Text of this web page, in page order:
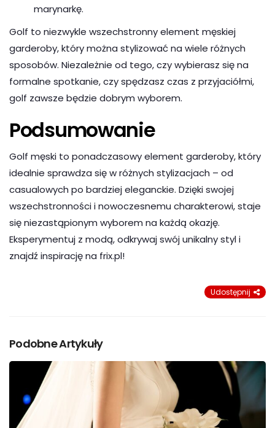
marynarkę.
Golf to niezwykle wszechstronny element męskiej
garderoby, który można stylizować na wiele różnych
sposobów. Niezależnie od tego, czy wybierasz się na
formalne spotkanie, czy spędzasz czas z przyjaciółmi,
golf zawsze będzie dobrym wyborem.
Podsumowanie
Golf męski to ponadczasowy element garderoby, który
idealnie sprawdza się w różnych stylizacjach – od
casualowych po bardziej eleganckie. Dzięki swojej
wszechstronności i nowoczesnemu charakterowi, staje
się niezastąpionym wyborem na każdą okazję.
Eksperymentuj z modą, odkrywaj swój unikalny styl i
znajdź inspirację na frix.pl!
Udostępnij
Podobne Artykuły